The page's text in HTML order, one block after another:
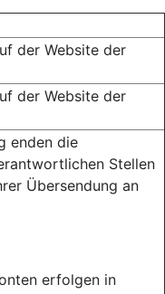
der Website der
der Website der
enden die
Stellen
Übersendung an
erfolgen in